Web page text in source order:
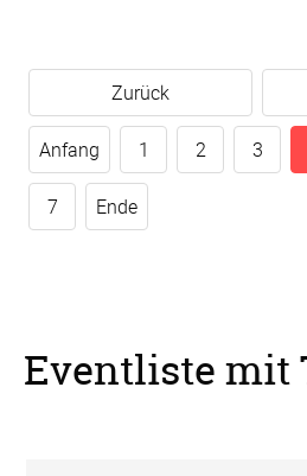
Zurück
Anfang 1 2 3
7 Ende
Eventliste mit